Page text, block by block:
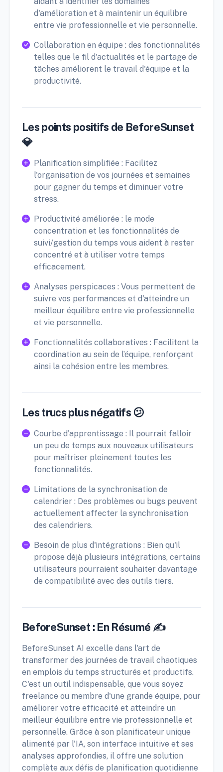
d'amélioration et à maintenir un équilibre
entre vie professionnelle et vie personnelle.
Collaboration en équipe : des fonctionnalités
telles que le fil d'actualités et le partage de
tâches améliorent le travail d'équipe et la
productivité.
Les points positifs de BeforeSunset
💎
Planification simplifiée : Facilitez
l'organisation de vos journées et semaines
pour gagner du temps et diminuer votre
stress.
Productivité améliorée : le mode
concentration et les fonctionnalités de
suivi/gestion du temps vous aident à rester
concentré et à utiliser votre temps
efficacement.
Analyses perspicaces : Vous permettent de
suivre vos performances et d'atteindre un
meilleur équilibre entre vie professionnelle
et vie personnelle.
Fonctionnalités collaboratives : Facilitent la
coordination au sein de l’équipe, renforçant
ainsi la cohésion entre les membres.
Les trucs plus négatifs 😕
Courbe d'apprentissage : Il pourrait falloir
un peu de temps aux nouveaux utilisateurs
pour maîtriser pleinement toutes les
fonctionnalités.
Limitations de la synchronisation de
calendrier : Des problèmes ou bugs peuvent
actuellement affecter la synchronisation
des calendriers.
Besoin de plus d'intégrations : Bien qu'il
propose déjà plusieurs intégrations, certains
utilisateurs pourraient souhaiter davantage
de compatibilité avec des outils tiers.
BeforeSunset : En Résumé ✍️
BeforeSunset AI excelle dans l'art de
transformer des journées de travail chaotiques
en emplois du temps structurés et productifs.
C'est un outil indispensable, que vous soyez
freelance ou membre d'une grande équipe, pour
améliorer votre efficacité et atteindre un
meilleur équilibre entre vie professionnelle et
personnelle. Grâce à son planificateur unique
alimenté par l'IA, son interface intuitive et ses
analyses approfondies, il offre une solution
complète aux défis de planification quotidienne